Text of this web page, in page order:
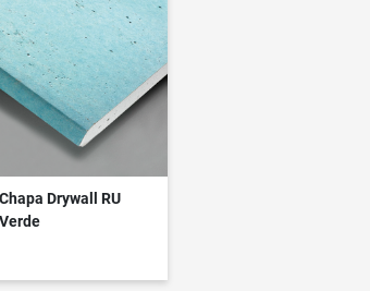
Chapa Drywall RU
Verde